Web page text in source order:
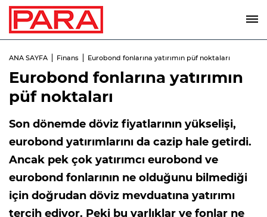
ANA SAYFA Finans Eurobond fonlarına yatırımın püf noktaları
Eurobond fonlarına yatırımın
püf noktaları
Son dönemde döviz fiyatlarının yükselişi,
eurobond yatırımlarını da cazip hale getirdi.
Ancak pek çok yatırımcı eurobond ve
eurobond fonlarının ne olduğunu bilmediği
için doğrudan döviz mevduatına yatırımı
tercih ediyor. Peki bu varlıklar ve fonlar ne